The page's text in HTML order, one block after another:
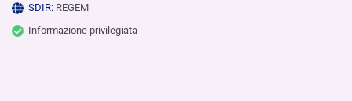
SDIR: REGEM
Informazione privilegiata